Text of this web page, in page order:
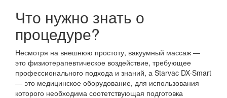
Что нужно знать о
процедуре?
Несмотря на внешнюю простоту, вакуумный массаж —
это физиотерапевтическое воздействие, требующее
профессионального подхода и знаний, а Starvac DX-Smart
— это медицинское оборудование, для использования
которого необходима соотетствующая подготовка